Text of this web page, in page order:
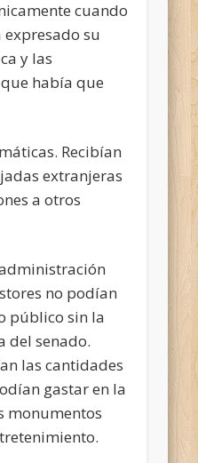
cuando
su
y las
había que
Recibían
extranjeras
a otros
no podían
público sin la
del senado.
las cantidades
gastar en la
monumentos